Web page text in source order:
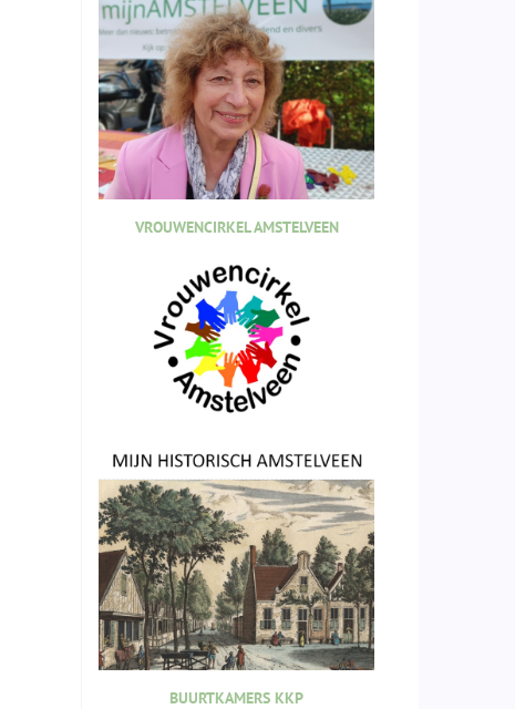
VROUWENCIRKEL AMSTELVEEN
BUURTKAMERS KKP